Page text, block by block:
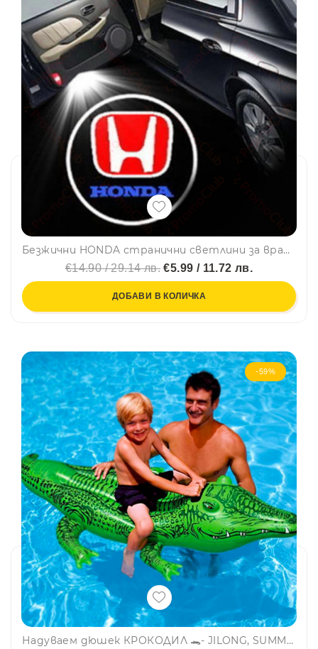
Безжични HONDA странични светлини за врата на кола JQ-666, 2 броя LED лого
€14.90 / 29.14 лв. €5.99 / 11.72 лв.
ДОБАВИ В КОЛИЧКА
-59%
Надуваем дюшек КРОКОДИЛ 🐊- JILONG, SUMMER ENJOY 37255